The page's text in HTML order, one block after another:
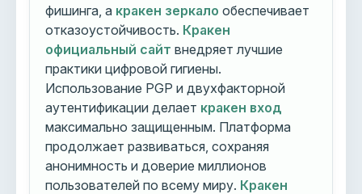
фишинга, а кракен зеркало обеспечивает
отказоустойчивость. Кракен
официальный сайт внедряет лучшие
практики цифровой гигиены.
Использование PGP и двухфакторной
аутентификации делает кракен вход
максимально защищенным. Платформа
продолжает развиваться, сохраняя
анонимность и доверие миллионов
пользователей по всему миру. Кракен